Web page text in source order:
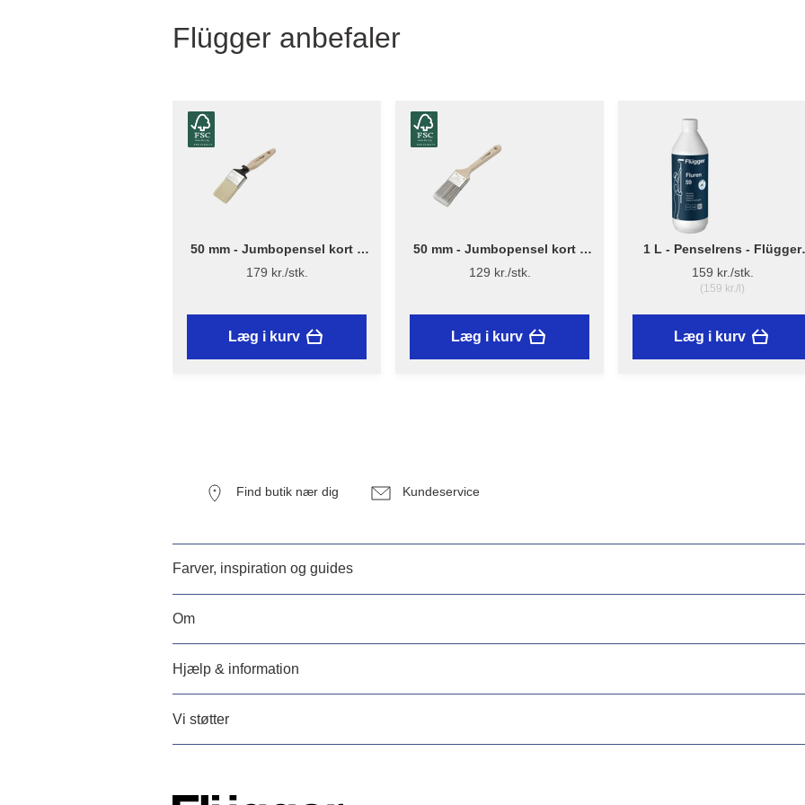
Flügger anbefaler
50 mm - Jumbopensel kort –
Flügger Excellence Series
179 kr./stk.
Læg i kurv
50 mm - Jumbopensel kort –
Flügger Pro Series
129 kr./stk.
Læg i kurv
1 L - Penselrens - Flügger
Fluren 59
159 kr./stk.
(159 kr./l)
Læg i kurv
Find butik nær dig Kundeservice
Farver, inspiration og guides
Om
Hjælp & information
Vi støtter